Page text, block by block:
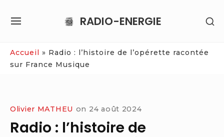
RADIO-ENERGIE
SITE
Accueil » Radio : l’histoire de l’opérette racontée
sur France Musique
Olivier MATHEU on 24 août 2024
Radio : l’histoire de